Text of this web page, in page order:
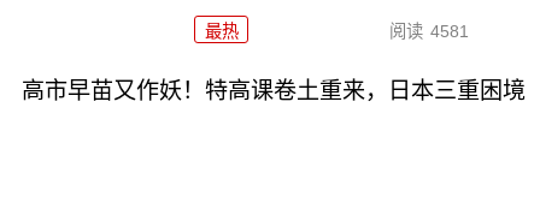
最热 阅读 4581
高市早苗又作妖！特高课卷土重来，日本三重困境